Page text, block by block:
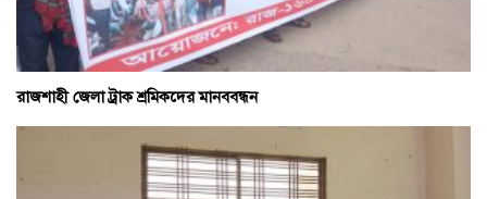
রাজশাহী জেলা ট্রাক শ্রমিকদের মানববন্ধন